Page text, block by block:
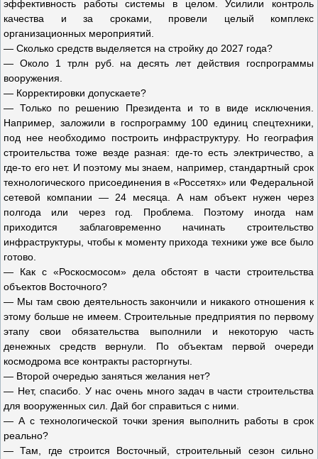
эффективность работы системы в целом. Усилили контроль
качества и за сроками, провели целый комплекс
организационных мероприятий.
— Сколько средств выделяется на стройку до 2027 года?
— Около 1 трлн руб. на десять лет действия госпрограммы
вооружения.
— Корректировки допускаете?
— Только по решению Президента и то в виде исключения.
Например, заложили в госпрограмму 100 единиц спецтехники,
под нее необходимо построить инфраструктуру. Но география
строительства тоже везде разная: где-то есть электричество, а
где-то его нет. И поэтому мы знаем, например, стандартный срок
технологического присоединения в «Россетях» или Федеральной
сетевой компании — 24 месяца. А нам объект нужен через
полгода или через год. Проблема. Поэтому иногда нам
приходится заблаговременно начинать строительство
инфраструктуры, чтобы к моменту прихода техники уже все было
готово.
— Как с «Роскосмосом» дела обстоят в части строительства
объектов Восточного?
— Мы там свою деятельность закончили и никакого отношения к
этому больше не имеем. Строительные предприятия по первому
этапу свои обязательства выполнили и некоторую часть
денежных средств вернули. По объектам первой очереди
космодрома все контракты расторгнуты.
— Второй очередью заняться желания нет?
— Нет, спасибо. У нас очень много задач в части строительства
для вооруженных сил. Дай бог справиться с ними.
— А с технологической точки зрения выполнить работы в срок
реально?
— Там, где строится Восточный, строительный сезон сильно